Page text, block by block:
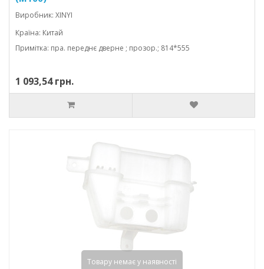
Виробник: XINYI
Країна: Китай
Примітка: пра. переднє дверне ; прозор.; 814*555
1 093,54 грн.
Товару немає у наявності